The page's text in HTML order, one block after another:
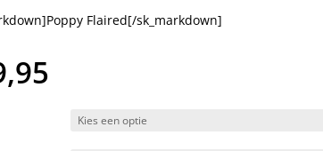
Flaired[/sk_markdown]